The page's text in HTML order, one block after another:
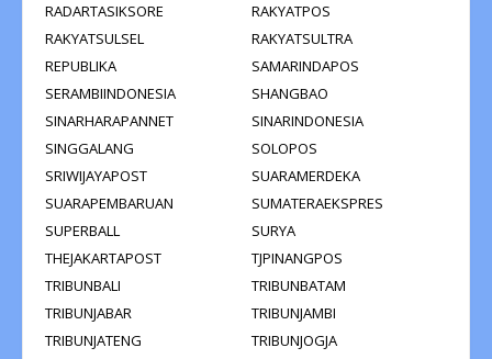
RADARTASIKSORE
RAKYATPOS
RAKYATSULSEL
RAKYATSULTRA
REPUBLIKA
SAMARINDAPOS
SERAMBIINDONESIA
SHANGBAO
SINARHARAPANNET
SINARINDONESIA
SINGGALANG
SOLOPOS
SRIWIJAYAPOST
SUARAMERDEKA
SUARAPEMBARUAN
SUMATERAEKSPRES
SUPERBALL
SURYA
THEJAKARTAPOST
TJPINANGPOS
TRIBUNBALI
TRIBUNBATAM
TRIBUNJABAR
TRIBUNJAMBI
TRIBUNJATENG
TRIBUNJOGJA